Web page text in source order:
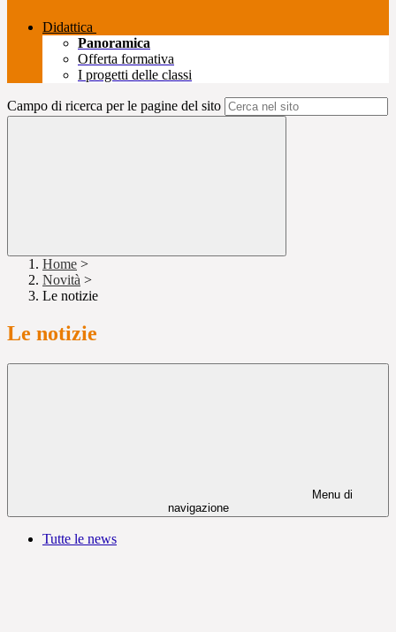
Didattica
Panoramica
Offerta formativa
I progetti delle classi
Campo di ricerca per le pagine del sito
Home >
Novità >
Le notizie
Le notizie
Menu di
navigazione
Tutte le news